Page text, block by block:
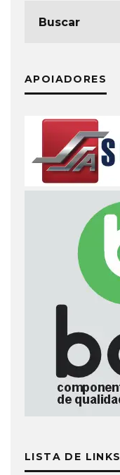
APOIADORES
LISTA DE LINKS